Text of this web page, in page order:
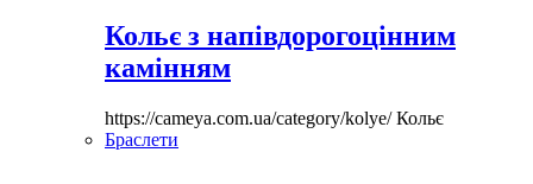
Кольє з напівдорогоцінним
камінням
https://cameya.com.ua/category/kolye/Кольє
Браслети